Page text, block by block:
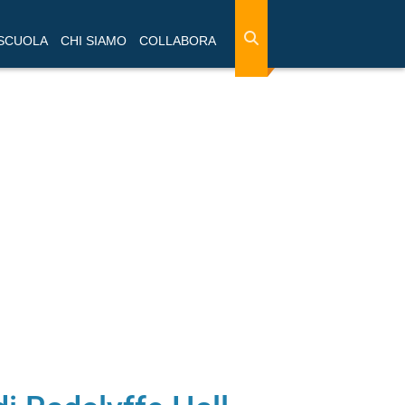
CHI SIAMO COLLABORA